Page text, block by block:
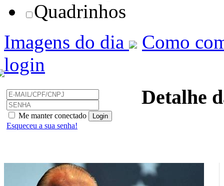
Quadrinhos
Imagens do dia
Como
login
Me manter conectado
Esqueceu a sua senha!
Detalhe